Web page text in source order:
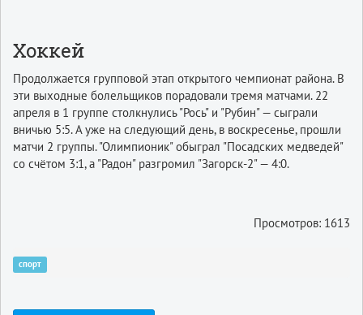
Хоккей
Продолжается групповой этап открытого чемпионат района. В
эти выходные болельщиков порадовали тремя матчами. 22
апреля в 1 группе столкнулись "Рось" и "Рубин" — сыграли
вничью 5:5. А уже на следующий день, в воскресенье, прошли
матчи 2 группы. "Олимпионик" обыграл "Посадских медведей"
со счётом 3:1, а "Радон" разгромил "Загорск-2" — 4:0.
Просмотров: 1613
спорт